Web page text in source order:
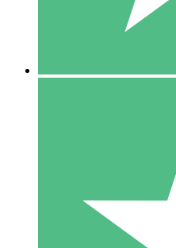
10